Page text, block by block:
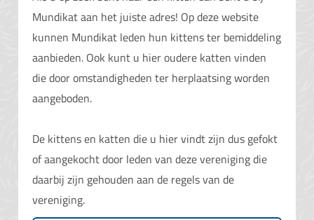
Mundikat aan het juiste adres! Op deze website
kunnen Mundikat leden hun kittens ter bemiddeling
aanbieden. Ook kunt u hier oudere katten vinden
die door omstandigheden ter herplaatsing worden
aangeboden.
De kittens en katten die u hier vindt zijn dus gefokt
of aangekocht door leden van deze vereniging die
daarbij zijn gehouden aan de regels van de
vereniging.